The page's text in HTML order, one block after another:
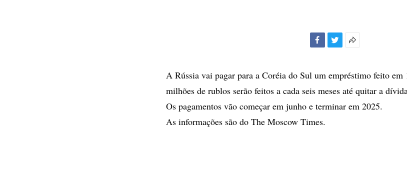
compartilhamento
A Rússia vai pagar para a Coréia do Sul um empréstimo feito em
milhões de rublos serão feitos a cada seis meses até quitar a
Os pagamentos vão começar em junho e terminar em 2025.
As informações são do The Moscow Times.